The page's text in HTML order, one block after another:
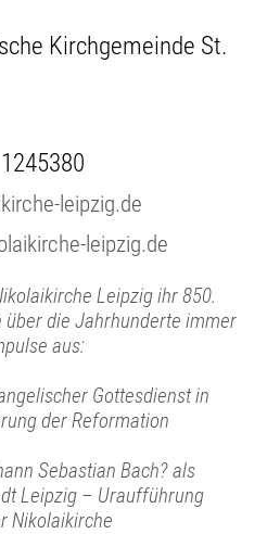
Kirchgemeinde St.
leipzig.de
leipzig.de
Leipzig ihr 850.
die Jahrhunderte immer
aus:
Gottesdienst in
der Reformation
Sebastian Bach? als
Leipzig – Uraufführung
Nikolaikirche